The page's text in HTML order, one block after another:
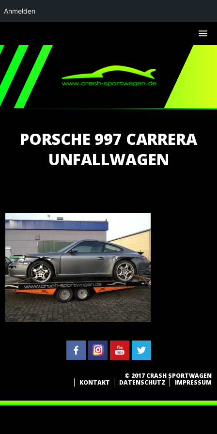
PORSCHE 997 CARRERA
UNFALLWAGEN
© 2017 CRASH SPORTWAGEN
KONTAKT
DATENSCHUTZ IMPRESSUM
Anmelden